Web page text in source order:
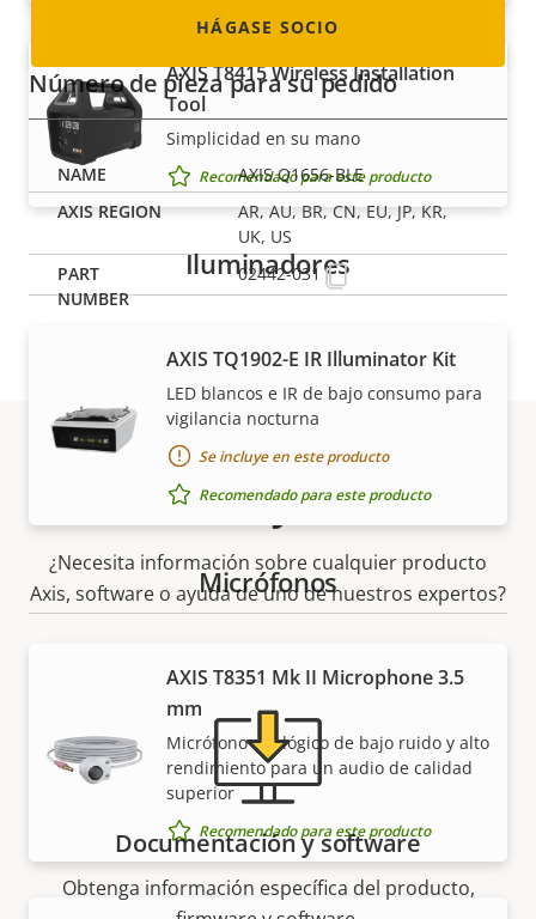
AXIS T8415 Wireless Installation
Tool
Simplicidad en su mano
Recomendado para este producto
Iluminadores
AXIS TQ1902-E IR Illuminator Kit
LED blancos e IR de bajo consumo para
vigilancia nocturna
Se incluye en este producto
Recomendado para este producto
Micrófonos
AXIS T8351 Mk II Microphone 3.5
mm
Micrófono analógico de bajo ruido y alto
rendimiento para un audio de calidad
superior
Recomendado para este producto
HÁGASE SOCIO
Número de pieza para su pedido
AXIS Q1656-BLE
AR, AU, BR, CN, EU, JP, KR,
UK, US
02442-031
Asistencia y recursos
¿Necesita información sobre cualquier producto
Axis, software o ayuda de uno de nuestros expertos?
Documentación y software
Obtenga información específica del producto,